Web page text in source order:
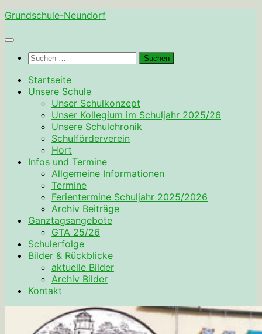
Zum
springen
Grundschule-Neundorf
Suchen
Startseite
Unsere Schule
Unser Schulkonzept
Unser Kollegium im Schuljahr 2025/26
Unsere Schulchronik
Schulförderverein
Hort
Infos und Termine
Allgemeine Informationen
Termine
Ferientermine Schuljahr 2025/2026
Archiv Beiträge
Ganztagsangebote
GTA 25/26
Schulerfolge
Bilder & Rückblicke
aktuelle Bilder
Archiv Bilder
Kontakt